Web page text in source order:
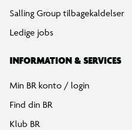
Salling Group tilbagekaldelser
Ledige jobs
INFORMATION & SERVICES
Min BR konto / login
Find din BR
Klub BR